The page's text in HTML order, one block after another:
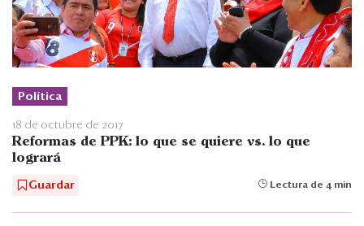
Política
18 de octubre de 2017
Reformas de PPK: lo que se quiere vs. lo que
logrará
Guardar Lectura de 4 min